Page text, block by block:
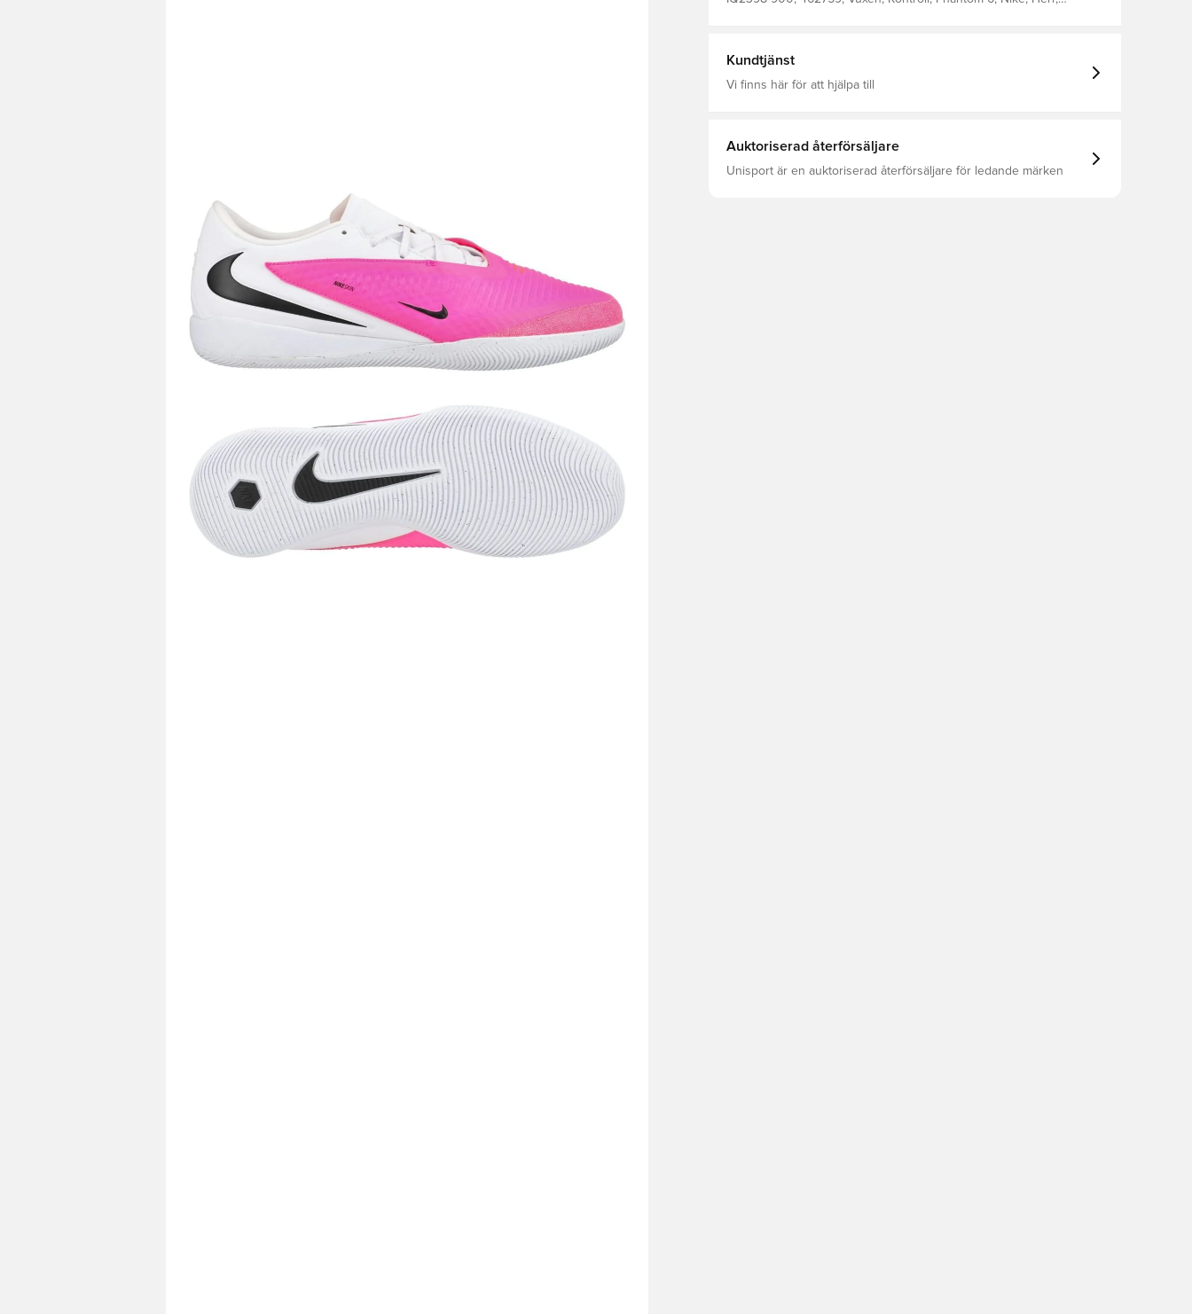
Kundtjänst
Vi finns här för att hjälpa till
Auktoriserad återförsäljare
Unisport är en auktoriserad återförsäljare för ledande märken